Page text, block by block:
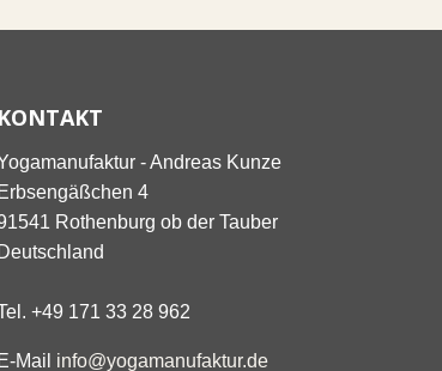
KONTAKT
- Andreas Kunze
Erbsengäßchen 4
Rothenburg ob der Tauber
Deutschland
+49 171 33 28 962
E-Mail info@yogamanufaktur.de